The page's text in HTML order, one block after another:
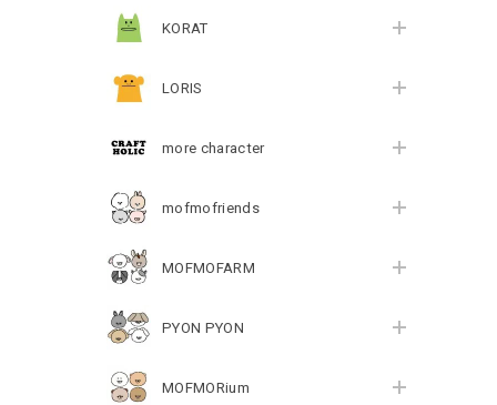
KORAT
LORIS
more character
mofmofriends
MOFMOFARM
PYON PYON
MOFMORium